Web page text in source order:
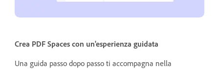
Crea PDF Spaces con un'esperienza guidata
Una guida passo dopo passo ti accompagna nella